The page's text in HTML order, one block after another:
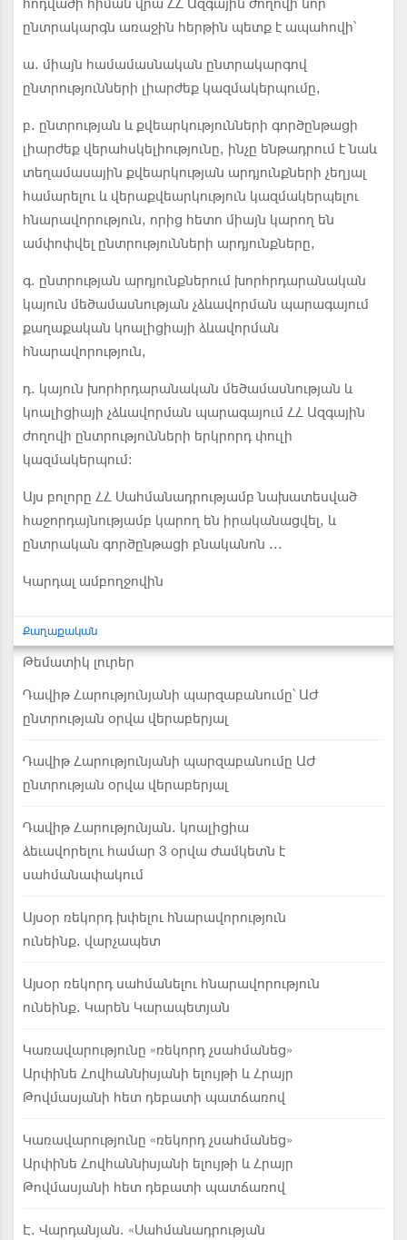
հոդվածի հիման վրա ՀՀ Ազգային ժողովի նոր
ընտրակարգն առաջին հերթին պետք է ապահովի՝
ա. միայն համամասնական ընտրակարգով
ընտրությունների լիարժեք կազմակերպումը,
բ. ընտրության և քվեարկությունների գործընթացի
լիարժեք վերահսկելիությունը, ինչը ենթադրում է նաև
տեղամասային քվեարկության արդյունքների չեղյալ
համարելու և վերաքվեարկություն կազմակերպելու
հնարավորություն, որից հետո միայն կարող են
ամփոփվել ընտրությունների արդյունքները,
գ. ընտրության արդյունքներում խորհրդարանական
կայուն մեծամասնության չձևավորման պարագայում
քաղաքական կոալիցիայի ձևավորման
հնարավորություն,
դ. կայուն խորհրդարանական մեծամասնության և
կոալիցիայի չձևավորման պարագայում ՀՀ Ազգային
ժողովի ընտրությունների երկրորդ փուլի
կազմակերպում:
Այս բոլորը ՀՀ Սահմանադրությամբ նախատեսված
հաջորդայնությամբ կարող են իրականացվել, և
ընտրական գործընթացի բնականոն ...
Կարդալ ամբողջովին
Քաղաքական
Թեմատիկ լուրեր
Դավիթ Հարությունյանի պարզաբանումը՝ ԱԺ
ընտրության օրվա վերաբերյալ
Դավիթ Հարությունյանի պարզաբանումը ԱԺ
ընտրության օրվա վերաբերյալ
Դավիթ Հարությունյան. կոալիցիա
ձեւավորելու համար 3 օրվա ժամկետն է
սահմանափակում
Այսօր ռեկորդ խփելու հնարավորություն
ունեինք. վարչապետ
Այսօր ռեկորդ սահմանելու հնարավորություն
ունեինք. Կարեն Կարապետյան
Կառավարությունը «ռեկորդ չսահմանեց»
Արփինե Հովհաննիսյանի ելույթի և Հրայր
Թովմասյանի հետ դեբատի պատճառով
Կառավարությունը «ռեկորդ չսահմանեց»
Արփինե Հովհաննիսյանի ելույթի և Հրայր
Թովմասյանի հետ դեբատի պատճառով
Է. Վարդանյան. «Սահմանադրության